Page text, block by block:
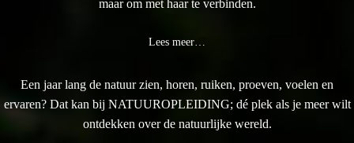
maar om met haar te verbinden.
Lees meer…
Een jaar lang de natuur zien, horen, ruiken, proeven, voelen en
ervaren? Dat kan bij NATUUROPLEIDING; dé plek als je meer wilt
ontdekken over de natuurlijke wereld.